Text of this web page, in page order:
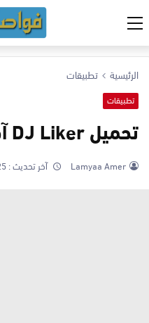
الرئيسية تطبيقات
تطبيقات
تحميل DJ Liker آخر إصدار للأندرويد
Lamyaa Amer آخر تحديث :